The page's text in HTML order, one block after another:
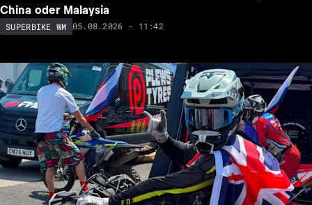
China oder Malaysia
SUPERBIKE WM 05.08.2026 - 11:42